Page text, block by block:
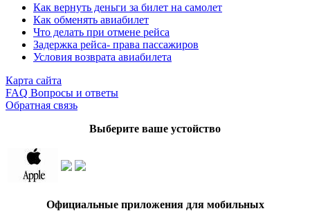
Как вернуть деньги за билет на самолет
Как обменять авиабилет
Что делать при отмене рейса
Задержка рейса- права пассажиров
Условия возврата авиабилета
Карта сайта
FAQ Вопросы и ответы
Обратная связь
Выберите ваше устойство
Официальные приложения для мобильных